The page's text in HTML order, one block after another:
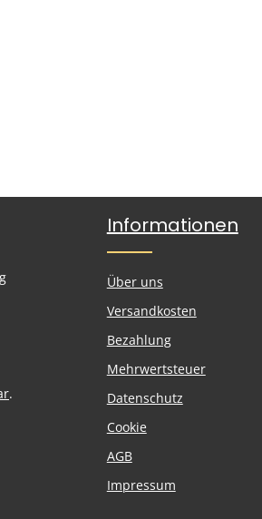
.
Informationen
Über uns
Versandkosten
Bezahlung
Mehrwertsteuer
Datenschutz
Cookie
AGB
Impressum